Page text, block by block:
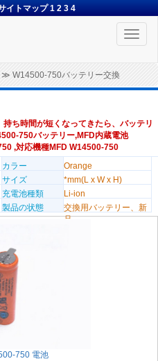
イトマップ 1 2 3 4
Toggle
≫ W14500-750バッテリー交換
ち時間が短くなってきたら、バッテリ
750バッテリー,MFD内蔵電池
,対応機種MFD W14500-750
カラー
Orange
サイズ
*mm(L x W x H)
充電池種類
Li-ion
製品の状態
交換用バッテリー、新
品
750 電池